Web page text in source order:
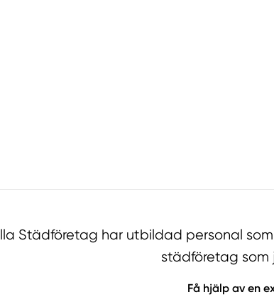
Städföretag har utbildad personal
städföretag som
Få hjälp av en